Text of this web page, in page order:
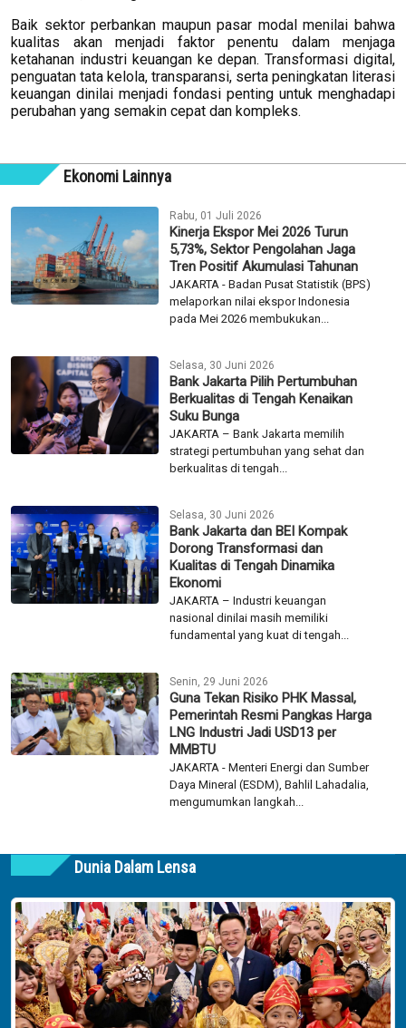
Baik sektor perbankan maupun pasar modal menilai bahwa
kualitas akan menjadi faktor penentu dalam menjaga
ketahanan industri keuangan ke depan. Transformasi digital,
penguatan tata kelola, transparansi, serta peningkatan literasi
keuangan dinilai menjadi fondasi penting untuk menghadapi
perubahan yang semakin cepat dan kompleks.
Ekonomi Lainnya
Rabu, 01 Juli 2026
Kinerja Ekspor Mei 2026 Turun
5,73%, Sektor Pengolahan Jaga
Tren Positif Akumulasi Tahunan
JAKARTA - Badan Pusat Statistik (BPS)
melaporkan nilai ekspor Indonesia
pada Mei 2026 membukukan...
Selasa, 30 Juni 2026
Bank Jakarta Pilih Pertumbuhan
Berkualitas di Tengah Kenaikan
Suku Bunga
JAKARTA – Bank Jakarta memilih
strategi pertumbuhan yang sehat dan
berkualitas di tengah...
Selasa, 30 Juni 2026
Bank Jakarta dan BEI Kompak
Dorong Transformasi dan
Kualitas di Tengah Dinamika
Ekonomi
JAKARTA – Industri keuangan
nasional dinilai masih memiliki
fundamental yang kuat di tengah...
Senin, 29 Juni 2026
Guna Tekan Risiko PHK Massal,
Pemerintah Resmi Pangkas Harga
LNG Industri Jadi USD13 per
MMBTU
JAKARTA - Menteri Energi dan Sumber
Daya Mineral (ESDM), Bahlil Lahadalia,
mengumumkan langkah...
Dunia Dalam Lensa